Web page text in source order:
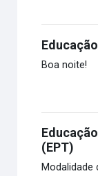
Boa noite!
(EPT)